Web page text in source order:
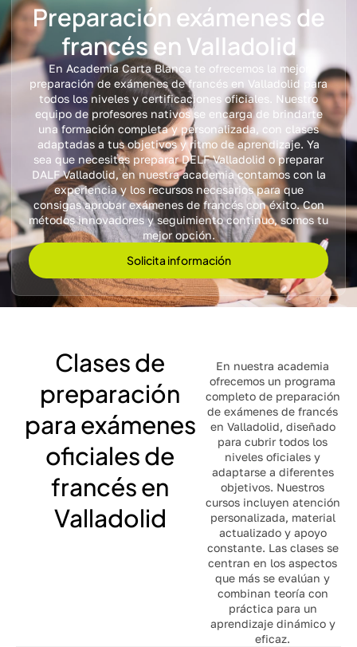
Preparación exámenes de
francés en Valladolid
En Academia Carta Blanca te ofrecemos la mejor
preparación de exámenes de francés en Valladolid para
todos los niveles y certificaciones oficiales. Nuestro
equipo de profesores nativos se encarga de brindarte
una formación completa y personalizada, con clases
adaptadas a tus objetivos y ritmo de aprendizaje. Ya
sea que necesites preparar DELF Valladolid o preparar
DALF Valladolid, en nuestra academia contamos con la
experiencia y los recursos necesarios para que
consigas aprobar exámenes de francés con éxito. Con
métodos innovadores y seguimiento continuo, somos tu
mejor opción.
Solicita información
Clases de
preparación
para exámenes
oficiales de
francés en
Valladolid
En nuestra academia
ofrecemos un programa
completo de preparación
de exámenes de francés
en Valladolid, diseñado
para cubrir todos los
niveles oficiales y
adaptarse a diferentes
objetivos. Nuestros
cursos incluyen atención
personalizada, material
actualizado y apoyo
constante. Las clases se
centran en los aspectos
que más se evalúan y
combinan teoría con
práctica para un
aprendizaje dinámico y
eficaz.